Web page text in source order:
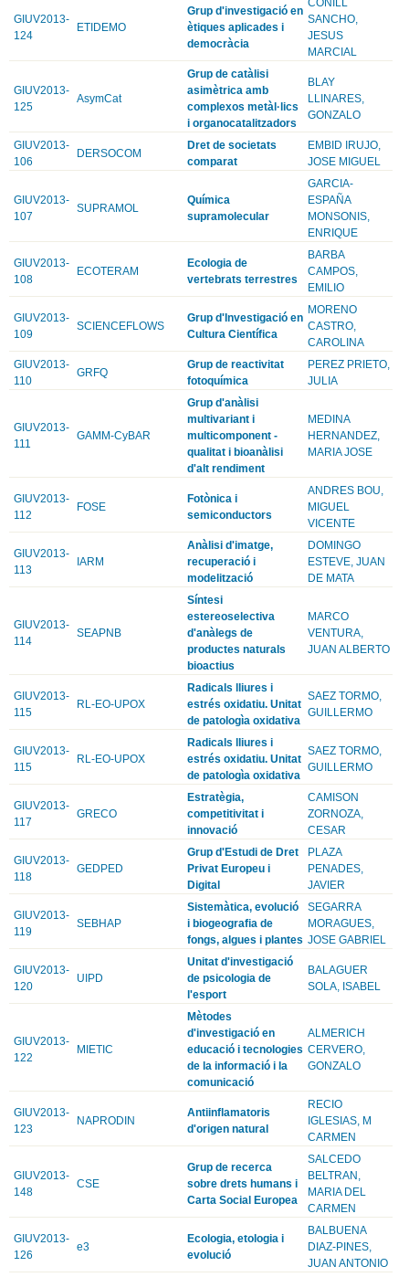
GIUV2013-
124
ETIDEMO
Grup d'investigació en
ètiques aplicades i
democràcia
SANCHO,
JESUS
MARCIAL
GIUV2013-
125
AsymCat
Grup de catàlisi
asimètrica amb
complexos metàl·lics
i organocatalitzadors
BLAY
LLINARES,
GONZALO
GIUV2013-
106
DERSOCOM
Dret de societats
comparat
EMBID IRUJO,
JOSE MIGUEL
GIUV2013-
107
SUPRAMOL
Química
supramolecular
GARCIA-
ESPAÑA
MONSONIS,
ENRIQUE
GIUV2013-
108
ECOTERAM
Ecologia de
vertebrats terrestres
BARBA
CAMPOS,
EMILIO
GIUV2013-
109
SCIENCEFLOWS
Grup d'Investigació en
Cultura Científica
MORENO
CASTRO,
CAROLINA
GIUV2013-
110
GRFQ
Grup de reactivitat
fotoquímica
PEREZ PRIETO,
JULIA
GIUV2013-
111
GAMM-CyBAR
Grup d'anàlisi
multivariant i
multicomponent -
qualitat i bioanàlisi
d'alt rendiment
MEDINA
HERNANDEZ,
MARIA JOSE
GIUV2013-
112
FOSE
Fotònica i
semiconductors
ANDRES BOU,
MIGUEL
VICENTE
GIUV2013-
113
IARM
Anàlisi d'imatge,
recuperació i
modelització
DOMINGO
ESTEVE, JUAN
DE MATA
GIUV2013-
114
SEAPNB
Síntesi
estereoselectiva
d'anàlegs de
productes naturals
bioactius
MARCO
VENTURA,
JUAN ALBERTO
GIUV2013-
115
RL-EO-UPOX
Radicals lliures i
estrés oxidatiu. Unitat
de patologìa oxidativa
SAEZ TORMO,
GUILLERMO
GIUV2013-
115
RL-EO-UPOX
Radicals lliures i
estrés oxidatiu. Unitat
de patologìa oxidativa
SAEZ TORMO,
GUILLERMO
GIUV2013-
117
GRECO
Estratègia,
competitivitat i
innovació
CAMISON
ZORNOZA,
CESAR
GIUV2013-
118
GEDPED
Grup d'Estudi de Dret
Privat Europeu i
Digital
PLAZA
PENADES,
JAVIER
GIUV2013-
119
SEBHAP
Sistemàtica, evolució
i biogeografia de
fongs, algues i plantes
SEGARRA
MORAGUES,
JOSE GABRIEL
GIUV2013-
120
UIPD
Unitat d'investigació
de psicologia de
l'esport
BALAGUER
SOLA, ISABEL
GIUV2013-
122
MIETIC
Mètodes
d'investigació en
educació i tecnologies
de la informació i la
comunicació
ALMERICH
CERVERO,
GONZALO
GIUV2013-
123
NAPRODIN
Antiinflamatoris
d'origen natural
RECIO
IGLESIAS, M
CARMEN
GIUV2013-
148
CSE
Grup de recerca
sobre drets humans i
Carta Social Europea
SALCEDO
BELTRAN,
MARIA DEL
CARMEN
GIUV2013-
126
e3
Ecologia, etologia i
evolució
BALBUENA
DIAZ-PINES,
JUAN ANTONIO